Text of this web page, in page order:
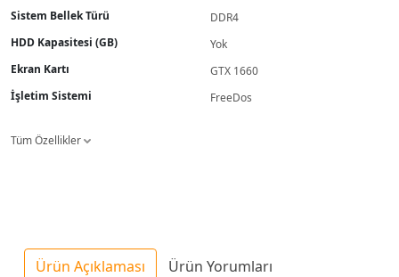
Sistem Bellek Türü
DDR4
HDD Kapasitesi (GB)
Yok
Ekran Kartı
GTX 1660
İşletim Sistemi
FreeDos
Tüm Özellikler
Ürün Açıklaması Ürün Yorumları